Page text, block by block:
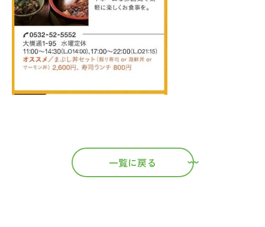
一覧に戻る